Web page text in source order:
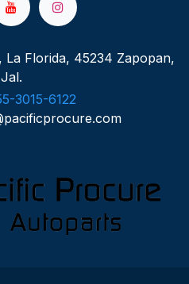
La Florida, 45234 Zapopan,
Jal.
3015-6122